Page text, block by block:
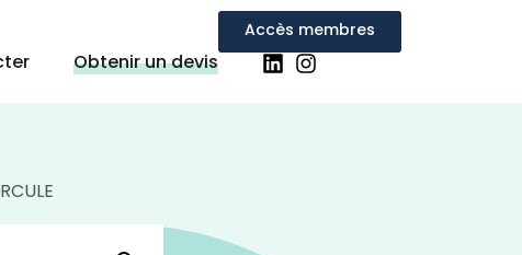
Accès membres
Obtenir un devis